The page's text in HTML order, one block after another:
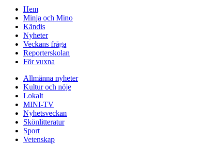
Hem
Minja och Mino
Kändis
Nyheter
Veckans fråga
Reporterskolan
För vuxna
Allmänna nyheter
Kultur och nöje
Lokalt
MINI-TV
Nyhetsveckan
Skönlitteratur
Sport
Vetenskap